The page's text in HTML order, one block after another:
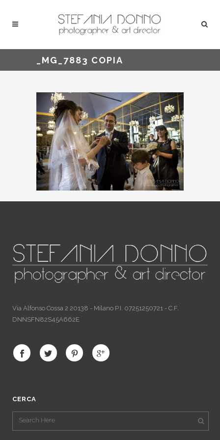
_MG_7883 COPIA
Via Alfonso Cossa 2 20138 - Milano P.I. 07251250721 - C.F.
DNNSFN82S45A662E
CERCA